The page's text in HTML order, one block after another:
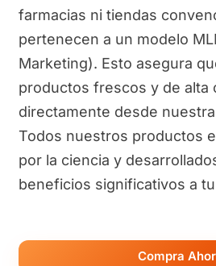
farmacias ni tiendas
pertenecen a un modelo
Marketing). Esto asegura
productos frescos y de alta
directamente desde
Todos nuestros productos
por la ciencia y
beneficios significativos a
Compra